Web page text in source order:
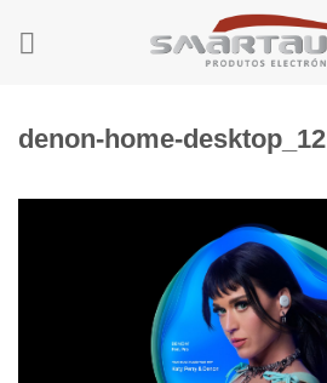
denon-home-desktop_12